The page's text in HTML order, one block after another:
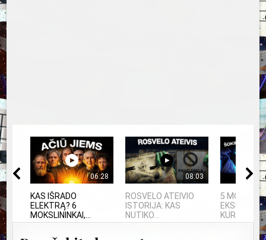
06:28
KAS IŠRADO
ELEKTRĄ? 6
MOKSLININKAI,...
08:03
ROSVELO ATEIVIO
ISTORIJA: KAS
NUTIKO...
5
KURIE